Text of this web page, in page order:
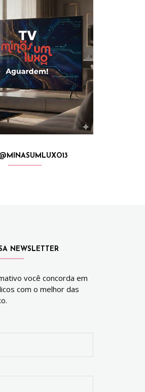
NEWSLETTER
você concorda em
com o melhor das